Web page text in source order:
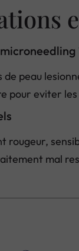
de peau
pour eviter
rougeur,
mal